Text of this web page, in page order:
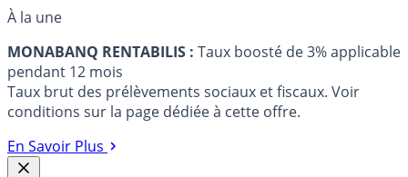
À la une
MONABANQ RENTABILIS : Taux boosté de 3% applicable
pendant 12 mois
Taux brut des prélèvements sociaux et fiscaux. Voir
conditions sur la page dédiée à cette offre.
En Savoir Plus